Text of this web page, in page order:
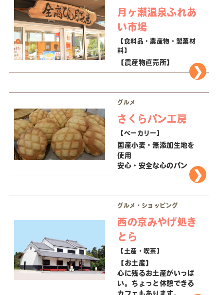
月ヶ瀬温泉ふれあ
い市場
【食料品・農産物・製菓材
料】
【農産物直売所】
グルメ
さくらパン工房
【ベーカリー】
国産小麦・無添加生地を
使用
安心・安全な心のパン
グルメ・ショッピング
西の京みやげ処き
とら
【土産・喫茶】
【お土産】
心に残るお土産がいっぱ
い。ちょっと休憩できる
カフェもあります。